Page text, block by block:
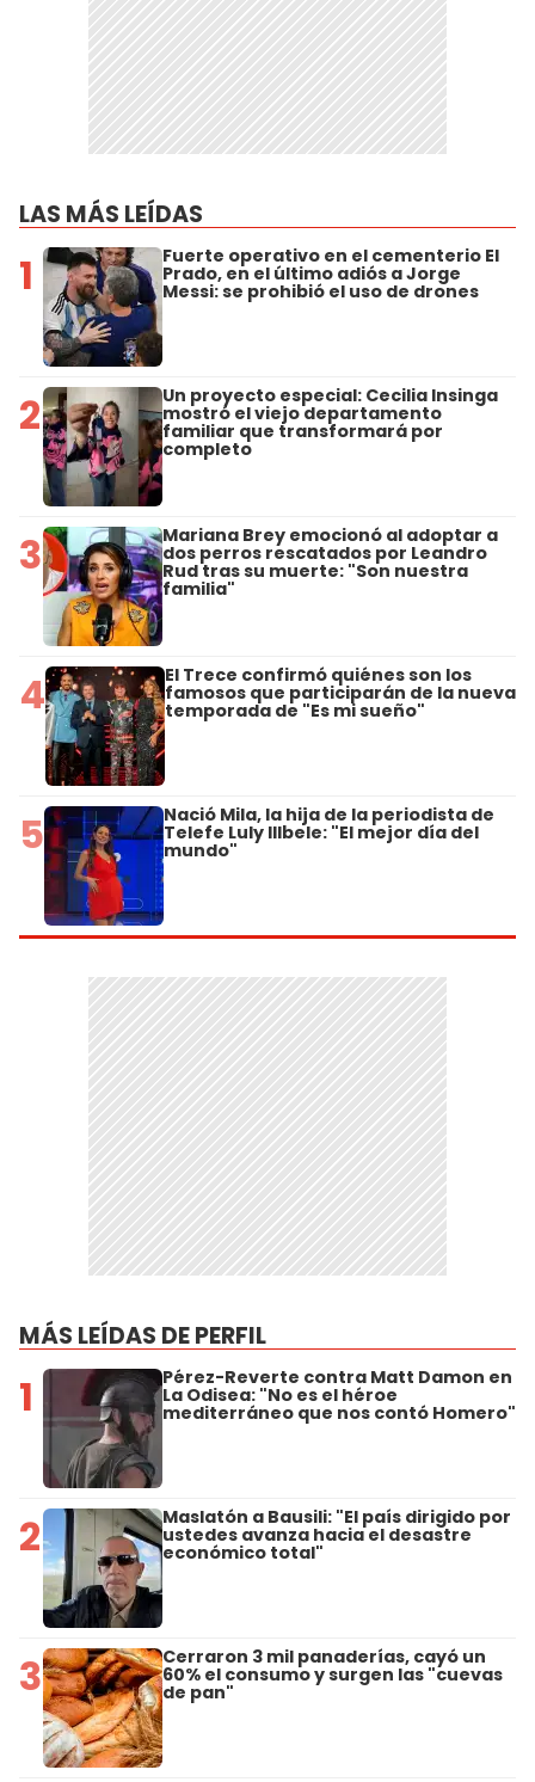
LAS MÁS LEÍDAS
1 Fuerte operativo en el cementerio El
Prado, en el último adiós a Jorge
Messi: se prohibió el uso de drones
2 Un proyecto especial: Cecilia Insinga
mostró el viejo departamento
familiar que transformará por
completo
3 Mariana Brey emocionó al adoptar a
dos perros rescatados por Leandro
Rud tras su muerte: "Son nuestra
familia"
4 El Trece confirmó quiénes son los
famosos que participarán de la nueva
temporada de "Es mi sueño"
5 Nació Mila, la hija de la periodista de
Telefe Luly Illbele: "El mejor día del
mundo"
MÁS LEÍDAS DE PERFIL
1 Pérez-Reverte contra Matt Damon en
La Odisea: "No es el héroe
mediterráneo que nos contó Homero"
2 Maslatón a Bausili: "El país dirigido por
ustedes avanza hacia el desastre
económico total"
3 Cerraron 3 mil panaderías, cayó un
60% el consumo y surgen las "cuevas
de pan"